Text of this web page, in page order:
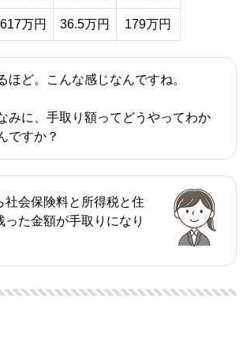
617万円 36.5万円 179万円
ほど。こんな感じなんですね。
みに、手取り額ってどうやってわか
ですか？
社会保険料と所得税と住
った金額が手取りになり